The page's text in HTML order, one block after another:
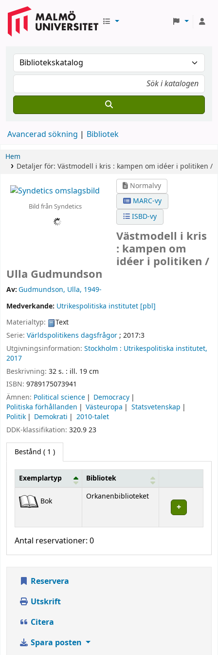
Avancerad sökning Bibliotek
Hem
Detaljer för: Västmodell i kris : kampen om idéer i politiken /
Bild från Syndetics
Normalvy
MARC-vy
ISBD-vy
Västmodell i kris
: kampen om
idéer i politiken /
Ulla Gudmundson
Av:Gudmundson, Ulla, 1949-
Medverkande: Utrikespolitiska institutet [pbl]
Materialtyp:
Text
Serie: Världspolitikens dagsfrågor; 2017:3
Utgivningsinformation: Stockholm : Utrikespolitiska institutet,
2017
Beskrivning: 32 s. : ill. 19 cm
ISBN: 9789175073941
Ämnen: Political science
Democracy
Politiska förhållanden
Västeuropa
Statsvetenskap
Politik
Demokrati
2010-talet
DDK-klassifikation: 320.9 23
Bestånd ( 1 )
Bestånd
Exemplartyp Bibliotek
Bok Orkanenbiblioteket
Antal reservationer: 0
Reservera
Utskrift
Citera
Spara posten